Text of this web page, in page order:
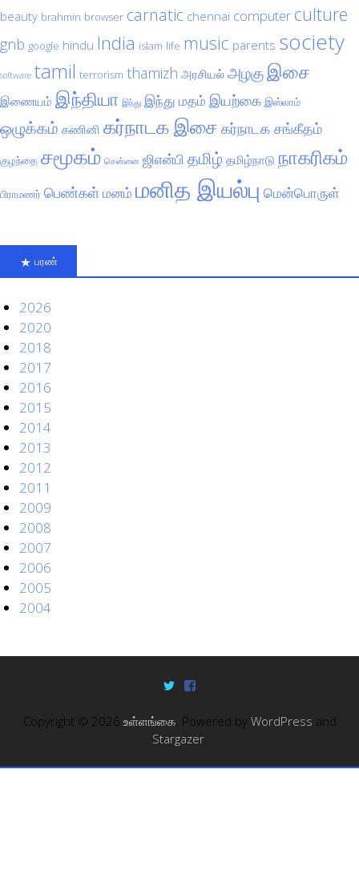
beauty brahmin browser carnatic chennai computer culture
gnb google hindu India islam life music parents society
software tamil terrorism thamizh அரசியல் அழகுஇசை
இணையம் இந்தியா இந்து இந்து மதம் இயற்கை இஸ்லாம்
ஒழுக்கம் கணினி கர்நாடக இசை கர்நாடக சங்கீதம்
குழந்தை சமூகம் சென்னை ஜிஎன்பி தமிழ் தமிழ்நாடு நாகரிகம்
பிராமணர் பெண்கள்மனம் மனித இயல்பு மென்பொருள்
பரண்
2026
2020
2018
2017
2016
2015
2014
2013
2012
2011
2009
2008
2007
2006
2005
2004
Copyright © 2026 உள்ளங்கை. Powered by WordPress and
Stargazer.